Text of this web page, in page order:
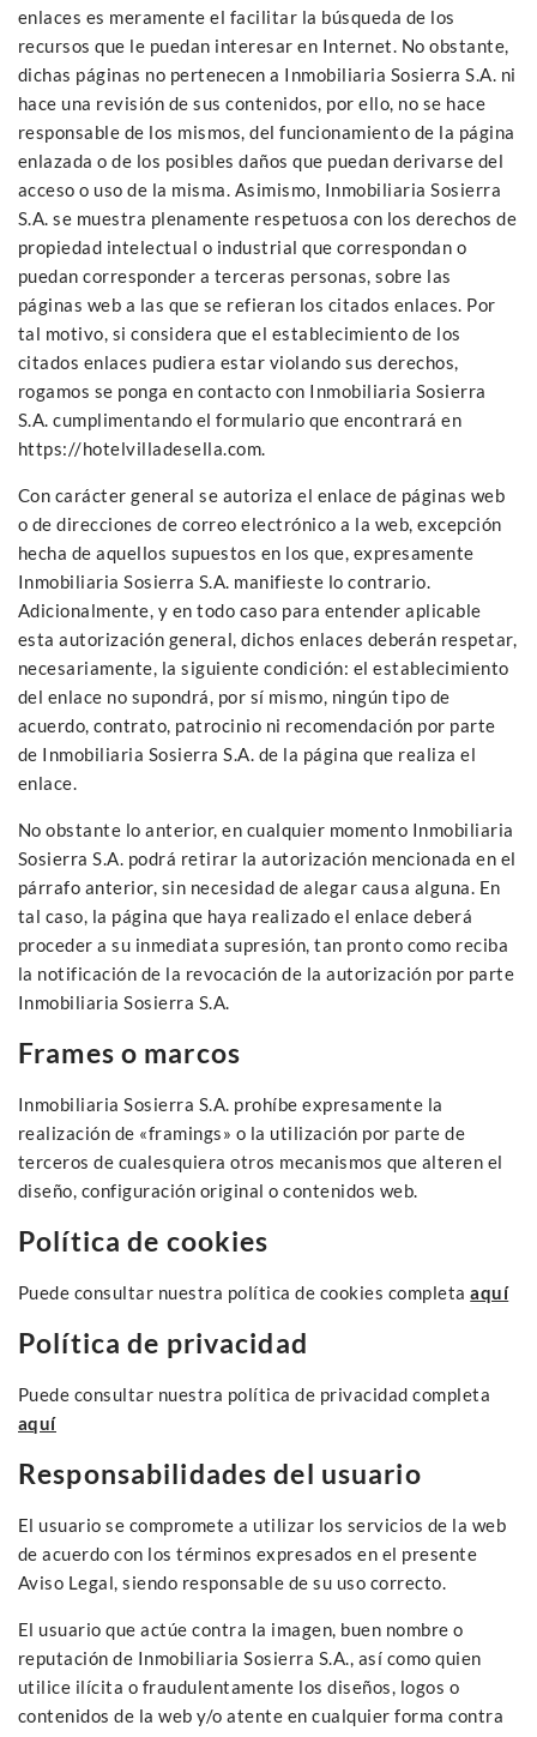
enlaces es meramente el facilitar la búsqueda de los
recursos que le puedan interesar en Internet. No obstante,
dichas páginas no pertenecen a Inmobiliaria Sosierra S.A. ni
hace una revisión de sus contenidos, por ello, no se hace
responsable de los mismos, del funcionamiento de la página
enlazada o de los posibles daños que puedan derivarse del
acceso o uso de la misma. Asimismo, Inmobiliaria Sosierra
S.A. se muestra plenamente respetuosa con los derechos de
propiedad intelectual o industrial que correspondan o
puedan corresponder a terceras personas, sobre las
páginas web a las que se refieran los citados enlaces. Por
tal motivo, si considera que el establecimiento de los
citados enlaces pudiera estar violando sus derechos,
rogamos se ponga en contacto con Inmobiliaria Sosierra
S.A. cumplimentando el formulario que encontrará en
https://hotelvilladesella.com.
Con carácter general se autoriza el enlace de páginas web
o de direcciones de correo electrónico a la web, excepción
hecha de aquellos supuestos en los que, expresamente
Inmobiliaria Sosierra S.A. manifieste lo contrario.
Adicionalmente, y en todo caso para entender aplicable
esta autorización general, dichos enlaces deberán respetar,
necesariamente, la siguiente condición: el establecimiento
del enlace no supondrá, por sí mismo, ningún tipo de
acuerdo, contrato, patrocinio ni recomendación por parte
de Inmobiliaria Sosierra S.A. de la página que realiza el
enlace.
No obstante lo anterior, en cualquier momento Inmobiliaria
Sosierra S.A. podrá retirar la autorización mencionada en el
párrafo anterior, sin necesidad de alegar causa alguna. En
tal caso, la página que haya realizado el enlace deberá
proceder a su inmediata supresión, tan pronto como reciba
la notificación de la revocación de la autorización por parte
Inmobiliaria Sosierra S.A.
Frames o marcos
Inmobiliaria Sosierra S.A. prohíbe expresamente la
realización de «framings» o la utilización por parte de
terceros de cualesquiera otros mecanismos que alteren el
diseño, configuración original o contenidos web.
Política de cookies
Puede consultar nuestra política de cookies completaaquí
Política de privacidad
Puede consultar nuestra política de privacidad completa
aquí
Responsabilidades del usuario
El usuario se compromete a utilizar los servicios de la web
de acuerdo con los términos expresados en el presente
Aviso Legal, siendo responsable de su uso correcto.
El usuario que actúe contra la imagen, buen nombre o
reputación de Inmobiliaria Sosierra S.A., así como quien
utilice ilícita o fraudulentamente los diseños, logos o
contenidos de la web y/o atente en cualquier forma contra